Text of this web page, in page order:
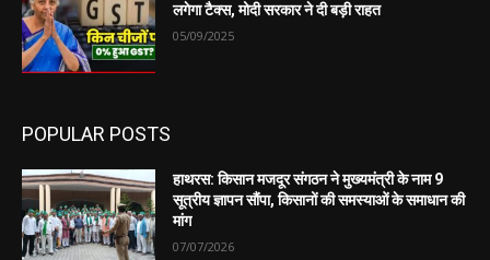
लगेगा टैक्स, मोदी सरकार ने दी बड़ी राहत
05/09/2025
POPULAR POSTS
हाथरस: किसान मजदूर संगठन ने मुख्यमंत्री के नाम 9
सूत्रीय ज्ञापन सौंपा, किसानों की समस्याओं के समाधान की
मांग
07/07/2026